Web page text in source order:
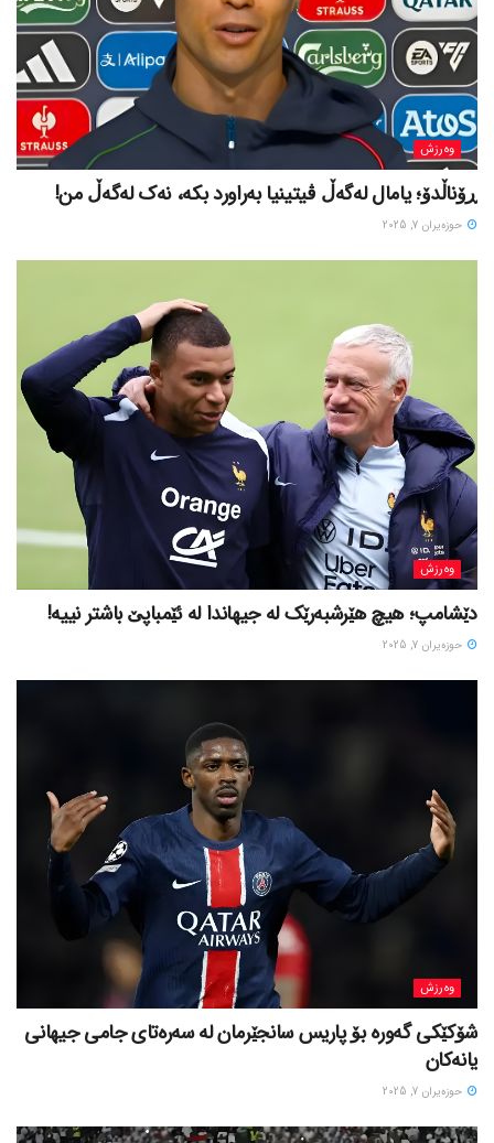
وەرزش
ڕۆناڵدۆ؛ یامال لەگەڵ ڤیتینیا بەراورد بکە، نەک لەگەڵ من!
حوزه‌یران 7, 2025
وەرزش
دێشامپ؛ هیچ هێرشبەرێک لە جیهاندا لە ئێمباپێ باشتر نییە!
حوزه‌یران 7, 2025
وەرزش
شۆکێکی گەورە بۆ پاریس سانجێرمان لە سەرەتای جامی جیهانی
یانەکان
حوزه‌یران 7, 2025